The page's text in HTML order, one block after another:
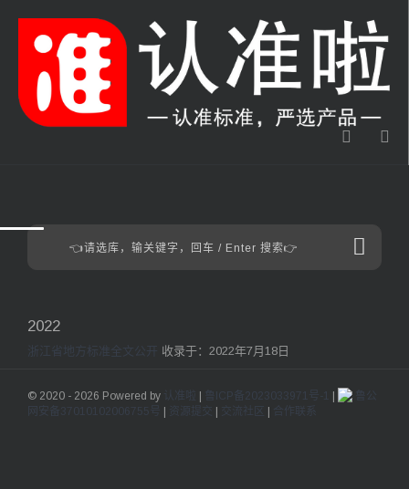
2022
浙江省地方标准全文公开 收录于：2022年7月18日
© 2020 - 2026 Powered by | 鲁ICP备2023033971号-1 |
鲁公
网安备37010102006755号
| 资源提交 | 交流社区 | 合作联系